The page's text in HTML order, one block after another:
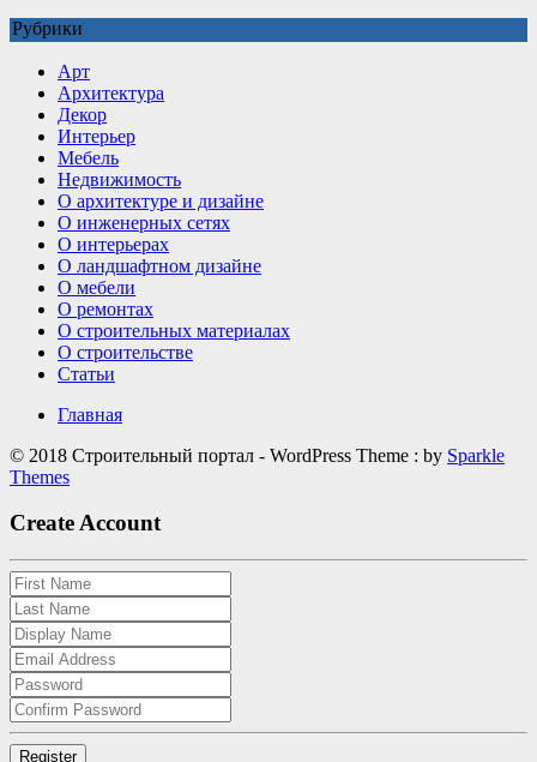
Рубрики
Арт
Архитектура
Декор
Интерьер
Мебель
Недвижимость
О архитектуре и дизайне
О инженерных сетях
О интерьерах
О ландшафтном дизайне
О мебели
О ремонтах
О строительных материалах
О строительстве
Статьи
Главная
© 2018 Строительный портал - WordPress Theme : by Sparkle
Themes
Create Account